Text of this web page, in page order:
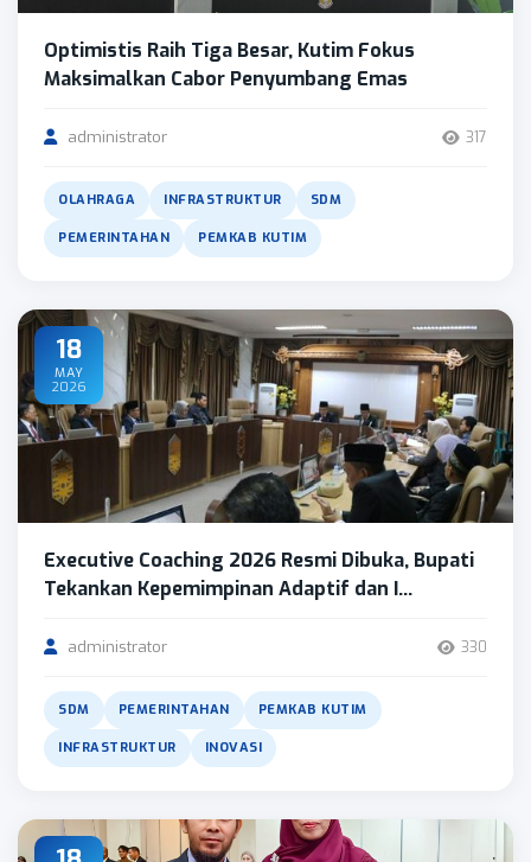
Optimistis Raih Tiga Besar, Kutim Fokus
Maksimalkan Cabor Penyumbang Emas
administrator 317
OLAHRAGA INFRASTRUKTUR SDM
PEMERINTAHAN PEMKAB KUTIM
18
MAY
2026
Executive Coaching 2026 Resmi Dibuka, Bupati
Tekankan Kepemimpinan Adaptif dan I...
administrator 330
SDM PEMERINTAHAN PEMKAB KUTIM
INFRASTRUKTUR INOVASI